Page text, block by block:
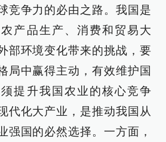
竞争力的必由之路。我国是
产品生产、消费和贸易大
部环境变化带来的挑战，要
局中赢得主动，有效维护国
提升我国农业的核心竞争
代化大产业，是推动我国从
强国的必然选择。一方面，